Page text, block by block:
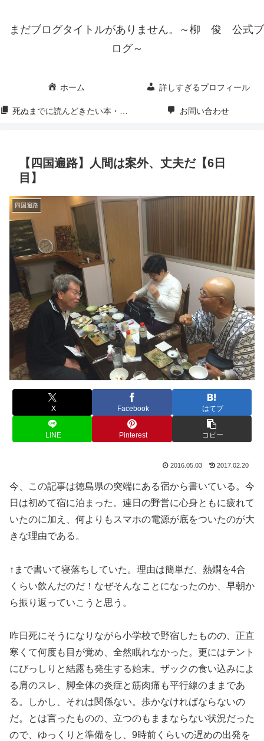
まだブログタイトルがありません。～柳 俊 公式ブ
ログ～
ホーム 詳しすぎるプロフィール
死ぬまでに読んどきたい本・映画・漫画 お問い合わせ
【四国遍路】人間は案外、丈夫だ【6日
目】
四国遍路
X Facebook はてブ
LINE Pinterest コピー
2016.05.03 2017.02.20
今、この記事は徳島県の突端にある宿から書いている。今
日は初めて宿に泊まった。連日の野営に心身ともに疲れて
いたのに加え、何よりもスマホの電源が底をついたのが大
きな理由である。
↑まで書いて寝落ちしていた。理由は簡単だ、熱燗を4合
くらい飲んだのだ！なぜそんなことになったのか、早朝か
ら振り返っていこうと思う。
昨日死にそうになりながら小学校で野宿したものの、正直
寒くて何度も目が覚め、全然眠れなかった。更にはテント
にびっしりと結露も発生する始末。ザックの食い込みによ
る肩のスレ、脚全体の炎症と筋肉痛も平行線のままであ
る。しかし、それは関係ない。歩かなければならないの
だ。とは言ったものの、立つのもままならない状況だった
ので、ゆっくりと準備をし、9時前くらいの遅めの出発を